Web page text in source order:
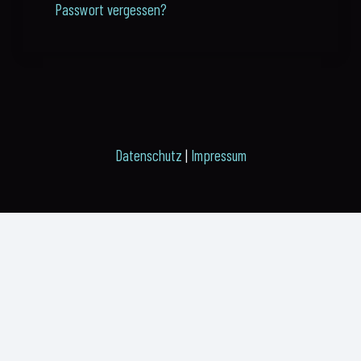
Passwort vergessen?
Datenschutz | Impressum